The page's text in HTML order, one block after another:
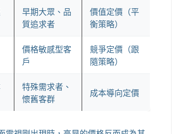
早期大眾、品
質追求者
價值定價（平
衡策略）
價格敏感型客
戶
競爭定價（跟
隨策略）
特殊需求者、
懷舊客群
成本導向定價